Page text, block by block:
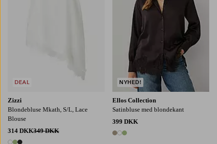
Zizzi
Blondebluse Mkath, S/L, Lace
Blouse
314 DKK349 DKK
DEAL
Ellos Collection
Satinbluse med blondekant
399 DKK
3 farver
NYHED!